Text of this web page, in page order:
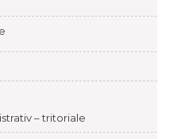
– tritoriale